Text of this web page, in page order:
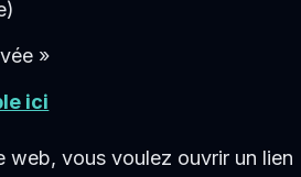
»
ici
web, vous voulez ouvrir un lien